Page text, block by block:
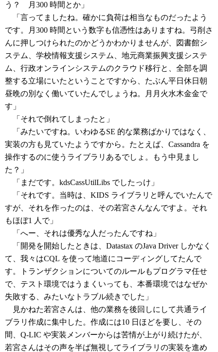
う？ 月300 時間とか」
「言ってましたね。確かに負荷は相当なものだったよう
です。月300 時間という数字も信憑性はありますね。弓削さ
んに押しつけられたのかどうかわかりませんが、図書館シ
ステム、学校情報支援システム、地元商業振興支援システ
ム、行政オンラインシステムのクラウド移行と、全部を調
整する立場にいたということですから、たぶん平日休日朝
昼晩の別なく働いていたんでしょうね。月月火水木金金で
す」
「それで倒れてしまったと」
「みたいですね。いわゆるSE 的な業務ばかりではなく、
実装の方も見ていたようですから。たとえば、Cassandra を
操作するのに使うライブラリあるでしょ。もう中見まし
た？」
「まだです。kdsCassUtilLibs でしたっけ」
「それです。当時は、KIDS ライブラリと呼んでいたんで
すが、それを作ったのは、その若宮さんなんですよ。それ
もほぼ1 人で」
「へー、それは優秀な人だったんですね」
「開発を開始したときは、Datastax のJava Driver しかなく
て、我々はCQL を使って地道にコーディングしてたんで
す。トランザクションについてのルールもプログラマ任せ
で、テスト環境ではうまくいっても、本番環境ではなぜか
失敗する、みたいなトラブル続きでした」
見かねた若宮さんは、他の業務を後回しにして共通ライ
ブラリ作成に集中した。作成には10 日ほどを要し、その
間、Q-LIC や実装メンバーからは苦情が上がり続けたが、
若宮さんはその声を半ば無視してライブラリの実装を進め